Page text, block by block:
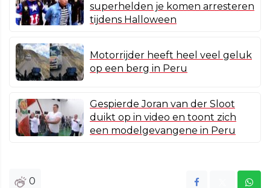
superhelden je komen arresteren
tijdens Halloween
Motorrijder heeft heel veel geluk
op een berg in Peru
Gespierde Joran van der Sloot
duikt op in video en toont zich
een modelgevangene in Peru
0